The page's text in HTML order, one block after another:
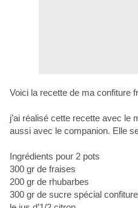
Voici la recette de ma confiture
j’ai réalisé cette recette avec le
aussi avec le companion. Elle
Ingrédients pour 2 pots
300 gr de fraises
200 gr de rhubarbes
300 gr de sucre spécial confiture